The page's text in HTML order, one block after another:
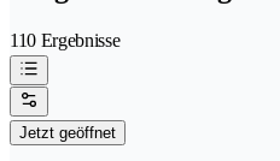
110 Ergebnisse
Jetzt geöffnet